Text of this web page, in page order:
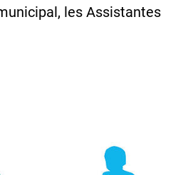
les Assistantes